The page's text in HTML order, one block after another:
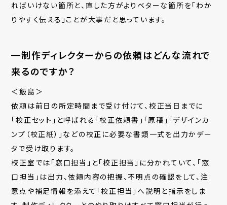
ればいけない箇所と、直した方がよりベターな箇所を「わか
りやすく伝える」ことが大事だと思っています。
━制作ディレクターからの依頼はどんな流れで
来るのですか？
＜飯島＞
依頼は前日の所定時間まで受け付けて、校正当日までに
「校正セット」と呼ばれる「校正依頼書」「原稿」「デザインカ
ンプ（校正紙）」などの校正に必要な書類一式を出力かデー
タで受け取ります。
校正室では「窓口担当」と「校正担当」に分かれていて、「窓
口担当」は出力、依頼内容の把握、不明点の確認をして、注
意点や補足情報を添えて「校正担当」へ説明と指示をしま